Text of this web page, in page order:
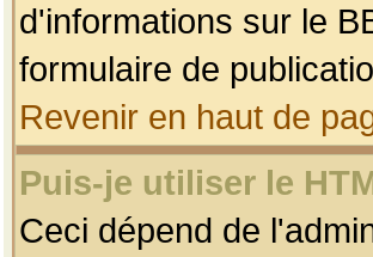
d'informations sur le
formulaire de
Revenir en haut de
Puis-je utiliser le
Ceci dépend de